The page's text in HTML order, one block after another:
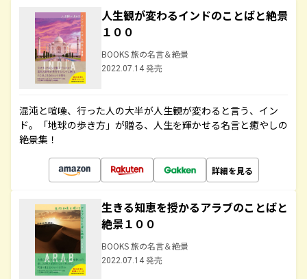
人生観が変わるインドのことばと絶景
１００
BOOKS 旅の名言＆絶景
2022.07.14 発売
混沌と喧噪、行った人の大半が人生観が変わると言う、イン
ド。「地球の歩き方」が贈る、人生を輝かせる名言と癒やしの
絶景集！
詳細を見る
生きる知恵を授かるアラブのことばと
絶景１００
BOOKS 旅の名言＆絶景
2022.07.14 発売